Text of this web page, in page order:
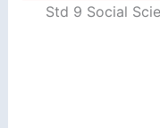
Std 9 Social